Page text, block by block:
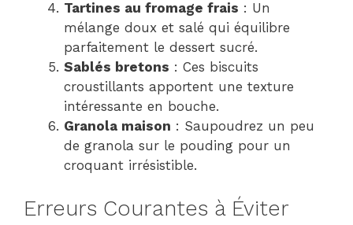
Tartines au fromage frais : Un
mélange doux et salé qui équilibre
parfaitement le dessert sucré.
Sablés bretons : Ces biscuits
croustillants apportent une texture
intéressante en bouche.
Granola maison : Saupoudrez un peu
de granola sur le pouding pour un
croquant irrésistible.
Erreurs Courantes à Éviter